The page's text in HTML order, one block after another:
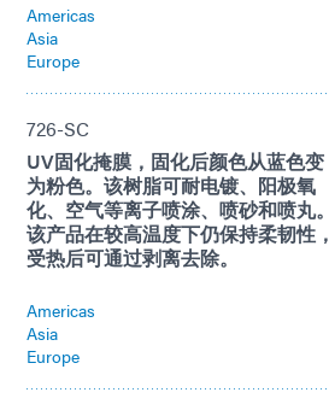
Americas
Asia
Europe
726-SC
UV固化掩膜，固化后颜色从蓝色变
为粉色。该树脂可耐电镀、阳极氧
化、空气等离子喷涂、喷砂和喷丸。
该产品在较高温度下仍保持柔韧性，
受热后可通过剥离去除。
Americas
Asia
Europe